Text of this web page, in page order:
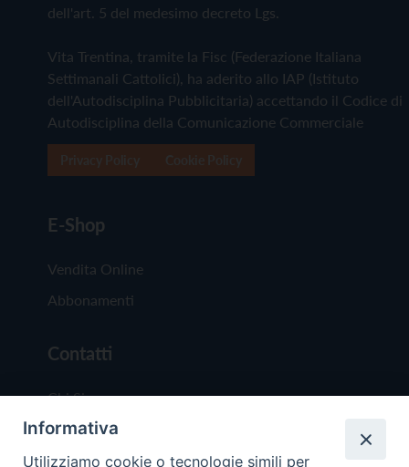
dell'art. 5 del medesimo decreto Lgs.
Vita Trentina, tramite la Fisc (Federazione Italiana
Settimanali Cattolici), ha aderito allo IAP (Istituto
dell'Autodisciplina Pubblicitaria) accettando il Codice di
Autodisciplina della Comunicazione Commerciale
E-Shop
Vendita Online
Abbonamenti
Contatti
Chi Siamo
Redazione
Scrivici
Informativa
Utilizziamo cookie o tecnologie simili per